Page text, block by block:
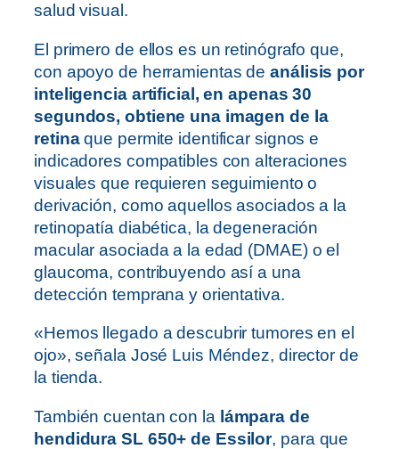
salud visual.
El primero de ellos es un retinógrafo que,
con apoyo de herramientas deanálisis por
inteligencia artificial, en apenas 30
segundos, obtiene una imagen de la
retinaque permite identificar signos e
indicadores compatibles con alteraciones
visuales que requieren seguimiento o
derivación, como aquellos asociados a la
retinopatía diabética, la degeneración
macular asociada a la edad (DMAE) o el
glaucoma, contribuyendo así a una
detección temprana y orientativa.
«Hemos llegado a descubrir tumores en el
ojo», señala José Luis Méndez, director de
la tienda.
También cuentan con la lámpara de
hendidura SL 650+ de Essilor, para que